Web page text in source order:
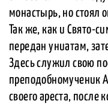
монастырь, но стоял
Так же, как и Свято-
передан униатам,
Здесь служил свою
преподобномученик
своего ареста, после